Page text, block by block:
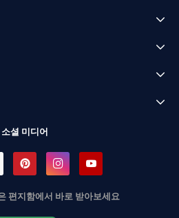
소셜 미디어
편지함에서 바로 받아보세요